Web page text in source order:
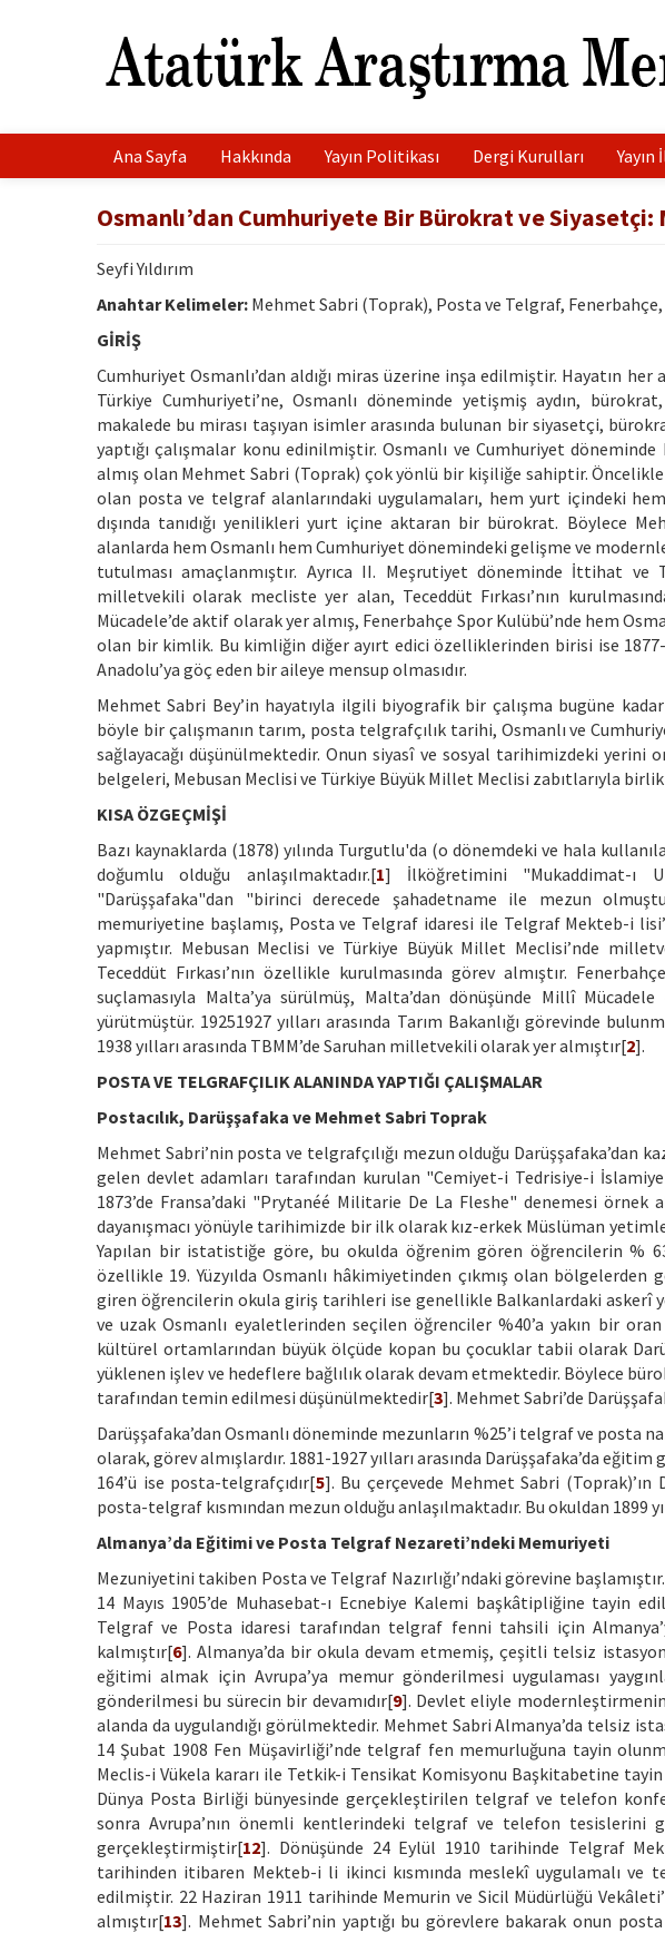
Ana Sayfa Hakkında Yayın Politikası Dergi Kurulları
Osmanlı’dan Cumhuriyete Bir Bürokrat ve
Seyfi Yıldırım
Anahtar Kelimeler: Mehmet Sabri (Toprak), Posta ve Telgraf, Fenerbahçe,
GİRİŞ
Cumhuriyet Osmanlı’dan aldığı miras üzerine inşa edilmiştir. Hayatın her
Türkiye Cumhuriyeti’ne, Osmanlı döneminde yetişmiş aydın,
makalede bu mirası taşıyan isimler arasında bulunan bir siyasetçi,
yaptığı çalışmalar konu edinilmiştir. Osmanlı ve Cumhuriyet
almış olan Mehmet Sabri (Toprak) çok yönlü bir kişiliğe sahiptir.
olan posta ve telgraf alanlarındaki uygulamaları, hem yurt içindeki
dışında tanıdığı yenilikleri yurt içine aktaran bir bürokrat. Böylece
alanlarda hem Osmanlı hem Cumhuriyet dönemindeki gelişme ve
tutulması amaçlanmıştır. Ayrıca II. Meşrutiyet döneminde İttihat ve
milletvekili olarak mecliste yer alan, Teceddüt Fırkası’nın
Mücadele’de aktif olarak yer almış, Fenerbahçe Spor Kulübü’nde hem
olan bir kimlik. Bu kimliğin diğer ayırt edici özelliklerinden birisi ise 1877-
Anadolu’ya göç eden bir aileye mensup olmasıdır.
Mehmet Sabri Bey’in hayatıyla ilgili biyografik bir çalışma bugüne
böyle bir çalışmanın tarım, posta telgrafçılık tarihi, Osmanlı ve
sağlayacağı düşünülmektedir. Onun siyasî ve sosyal tarihimizdeki yerini
belgeleri, Mebusan Meclisi ve Türkiye Büyük Millet Meclisi zabıtlarıyla
KISA ÖZGEÇMİŞİ
Bazı kaynaklarda (1878) yılında Turgutlu'da (o dönemdeki ve hala
doğumlu olduğu anlaşılmaktadır.[1] İlköğretimini "Mukaddimat-ı
"Darüşşafaka"dan "birinci derecede şahadetname ile mezun
memuriyetine başlamış, Posta ve Telgraf idaresi ile Telgraf Mekteb-i
yapmıştır. Mebusan Meclisi ve Türkiye Büyük Millet Meclisi’nde
Teceddüt Fırkası’nın özellikle kurulmasında görev almıştır.
suçlamasıyla Malta’ya sürülmüş, Malta’dan dönüşünde Millî
yürütmüştür. 19251927 yılları arasında Tarım Bakanlığı görevinde
1938 yılları arasında TBMM’de Saruhan milletvekili olarak yer almıştır[2].
POSTA VE TELGRAFÇILIK ALANINDA YAPTIĞI ÇALIŞMALAR
Postacılık, Darüşşafaka ve Mehmet Sabri Toprak
Mehmet Sabri’nin posta ve telgrafçılığı mezun olduğu Darüşşafaka’dan
gelen devlet adamları tarafından kurulan "Cemiyet-i Tedrisiye-i
1873’de Fransa’daki "Prytanéé Militarie De La Fleshe" denemesi
dayanışmacı yönüyle tarihimizde bir ilk olarak kız-erkek Müslüman
Yapılan bir istatistiğe göre, bu okulda öğrenim gören öğrencilerin %
özellikle 19. Yüzyılda Osmanlı hâkimiyetinden çıkmış olan
giren öğrencilerin okula giriş tarihleri ise genellikle Balkanlardaki askerî
ve uzak Osmanlı eyaletlerinden seçilen öğrenciler %40’a yakın bir
kültürel ortamlarından büyük ölçüde kopan bu çocuklar tabii olarak
yüklenen işlev ve hedeflere bağlılık olarak devam etmektedir. Böylece
tarafından temin edilmesi düşünülmektedir[3]. Mehmet Sabri’de
Darüşşafaka’dan Osmanlı döneminde mezunların %25’i telgraf ve posta
olarak, görev almışlardır. 1881-1927 yılları arasında Darüşşafaka’da
164’ü ise posta-telgrafçıdır[5]. Bu çerçevede Mehmet Sabri (Toprak)’ın
posta-telgraf kısmından mezun olduğu anlaşılmaktadır. Bu okuldan 1899
Almanya’da Eğitimi ve Posta Telgraf Nezareti’ndeki Memuriyeti
Mezuniyetini takiben Posta ve Telgraf Nazırlığı’ndaki görevine
14 Mayıs 1905’de Muhasebat-ı Ecnebiye Kalemi başkâtipliğine tayin
Telgraf ve Posta idaresi tarafından telgraf fenni tahsili için
kalmıştır[6]. Almanya’da bir okula devam etmemiş, çeşitli telsiz
eğitimi almak için Avrupa’ya memur gönderilmesi uygulaması
gönderilmesi bu sürecin bir devamıdır[9]. Devlet eliyle
alanda da uygulandığı görülmektedir. Mehmet Sabri Almanya’da telsiz
14 Şubat 1908 Fen Müşavirliği’nde telgraf fen memurluğuna tayin
Meclis-i Vükela kararı ile Tetkik-i Tensikat Komisyonu Başkitabetine tayin
Dünya Posta Birliği bünyesinde gerçekleştirilen telgraf ve telefon
sonra Avrupa’nın önemli kentlerindeki telgraf ve telefon tesislerini
gerçekleştirmiştir[12]. Dönüşünde 24 Eylül 1910 tarihinde Telgraf
tarihinden itibaren Mekteb-i li ikinci kısmında meslekî uygulamalı
edilmiştir. 22 Haziran 1911 tarihinde Memurin ve Sicil Müdürlüğü
almıştır[13]. Mehmet Sabri’nin yaptığı bu görevlere bakarak onun